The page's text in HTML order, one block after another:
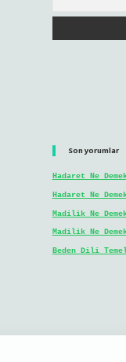
Son yorumlar
Hadaret Ne
Hadaret Ne
Madilik Ne
Madilik Ne
Beden Dili